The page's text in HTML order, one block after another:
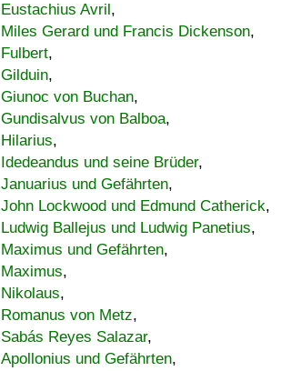
Eustachius Avril,
Miles Gerard und Francis Dickenson,
Fulbert,
Gilduin,
Giunoc von Buchan,
Gundisalvus von Balboa,
Hilarius,
Idedeandus und seine Brüder,
Januarius und Gefährten,
John Lockwood und Edmund Catherick,
Ludwig Ballejus und Ludwig Panetius,
Maximus und Gefährten,
Maximus,
Nikolaus,
Romanus von Metz,
Sabás Reyes Salazar,
Apollonius und Gefährten,